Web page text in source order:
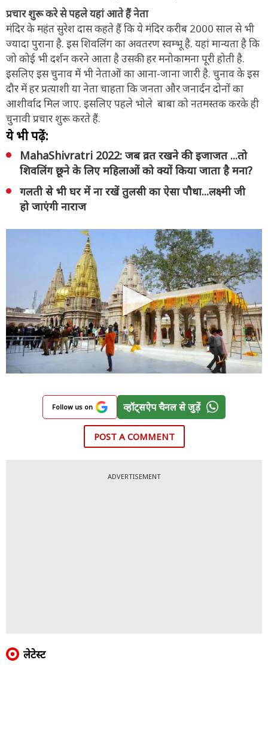
प्रचार शुरू करे से पहले यहां आते हैं नेता
मंदिर के महंत सुरेश दास कहते हैं कि ये मंदिर करीब 2000 साल से भी
ज्यादा पुराना है. इस शिवलिंग का अवतरण स्वम्भू है. यहां मान्यता है कि
जो कोई भी दर्शन करने आता है उसकी हर मनोकामना पूरी होती है.
इसलिए इस चुनाव में भी नेताओं का आना-जाना जारी है. चुनाव के इस
दौर में हर प्रत्याशी या नेता चाहता कि जनता और जनार्दन दोनों का
आशीर्वाद मिल जाए. इसलिए पहले भोले बाबा को नतमस्तक करके ही
चुनावी प्रचार शुरू करते हैं.
ये भी पढ़ें:
MahaShivratri 2022: जब व्रत रखने की इजाजत ...तो
शिवलिंग छूने के लिए महिलाओं को क्यों किया जाता है मना?
गलती से भी घर में ना रखें तुलसी का ऐसा पौधा...लक्ष्मी जी
हो जाएंगी नाराज
Follow us on व्हॉट्सऐप चैनल से जुड़ें
POST A COMMENT
ADVERTISEMENT
लेटेस्ट